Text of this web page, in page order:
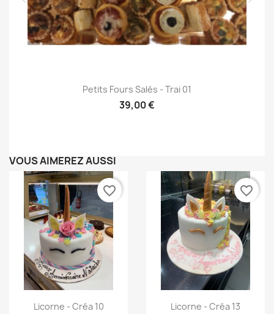
 Aperçu rapide
Petits Fours Salés - Trai 01
39,00 €
VOUS AIMEREZ AUSSI
Aperçu rapide
Licorne - Créa 10
favorite_border
Aperçu rapide
Licorne - Créa 13
favorite_border